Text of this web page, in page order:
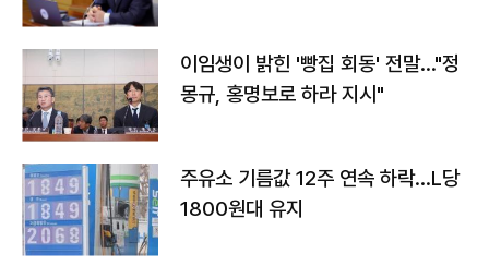
이임생이 밝힌 '빵집 회동' 전말…"정
몽규, 홍명보로 하라 지시"
주유소 기름값 12주 연속 하락…L당
1800원대 유지